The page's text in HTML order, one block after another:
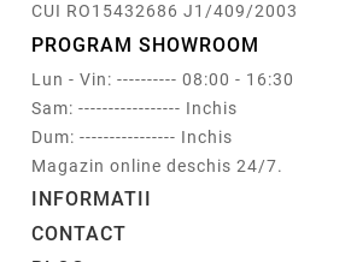
CUI RO15432686 J1/409/2003
PROGRAM SHOWROOM
Lun - Vin: ---------- 08:00 - 16:30
Sam: ----------------- Inchis
Dum: ---------------- Inchis
Magazin online deschis 24/7.
INFORMATII
CONTACT